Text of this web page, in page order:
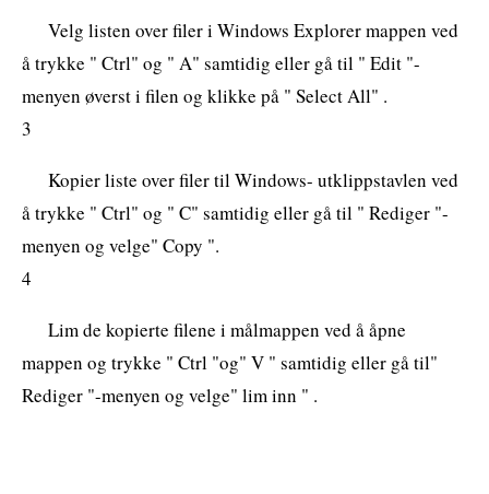
Velg listen over filer i Windows Explorer mappen ved
å trykke " Ctrl" og " A" samtidig eller gå til " Edit "-
menyen øverst i filen og klikke på " Select All" .
3
Kopier liste over filer til Windows- utklippstavlen ved
å trykke " Ctrl" og " C" samtidig eller gå til " Rediger "-
menyen og velge" Copy ".
4
Lim de kopierte filene i målmappen ved å åpne
mappen og trykke " Ctrl "og" V " samtidig eller gå til"
Rediger "-menyen og velge" lim inn " .